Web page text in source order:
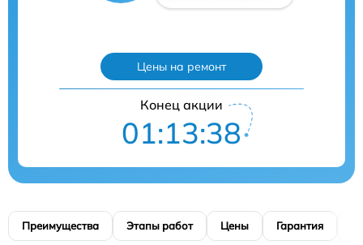
Цены на ремонт
Конец акции
01:13:37
Преимущества Этапы работ Цены Гарантия